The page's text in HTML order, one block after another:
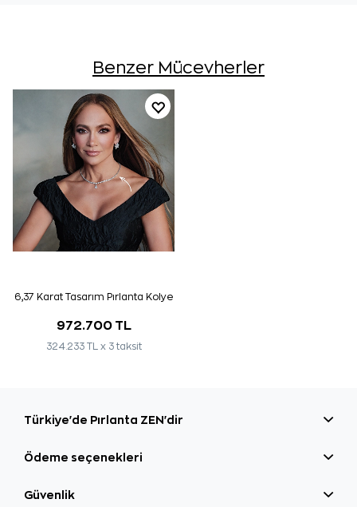
Benzer Mücevherler
6,37 Karat Tasarım Pırlanta Kolye
972.700 TL
324.233 TL x 3 taksit
Türkiye'de Pırlanta ZEN'dir
Ödeme seçenekleri
Güvenlik